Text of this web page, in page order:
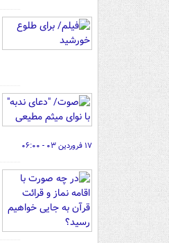
۱۷ فروردین ۰۳ - ۰۶:۰۰